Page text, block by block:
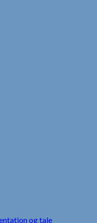
og tale